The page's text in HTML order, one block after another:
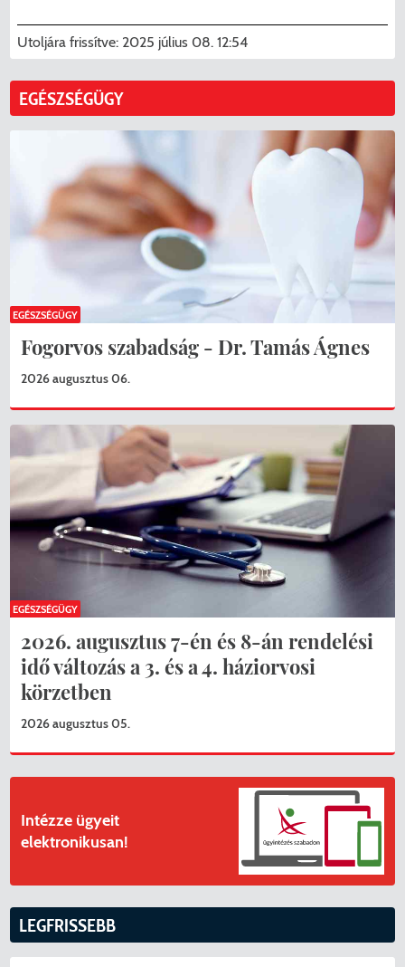
Utoljára frissítve: 2025 július 08. 12:54
EGÉSZSÉGÜGY
Fogorvos szabadság - Dr. Tamás Ágnes
2026 augusztus 06.
EGÉSZSÉGÜGY
2026. augusztus 7-én és 8-án rendelési
idő változás a 3. és a 4. háziorvosi
körzetben
2026 augusztus 05.
EGÉSZSÉGÜGY
Intézze ügyeit
elektronikusan!
LEGFRISSEBB